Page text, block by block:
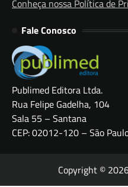
Conheça nossa Política de
Fale Conosco
Publimed Editora Ltda.
Rua Felipe Gadelha, 104
Sala 55 – Santana
CEP: 02012-120 – São
Copyright ©